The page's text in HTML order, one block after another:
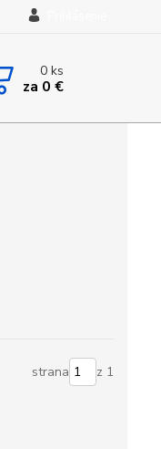
0ks
za 0 €
strana z 1